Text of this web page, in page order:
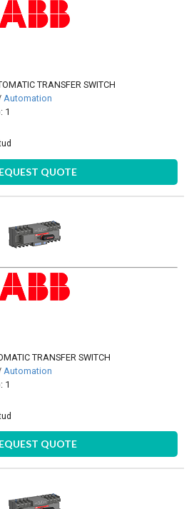
TRANSFER SWITCH
Automation
1
QUOTE
TRANSFER SWITCH
Automation
1
QUOTE